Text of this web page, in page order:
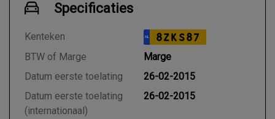
Specificaties
Kenteken NL 8ZKS87
BTW of Marge
Marge
Datum eerste toelating
26-02-2015
Datum eerste toelating
(internationaal)
26-02-2015